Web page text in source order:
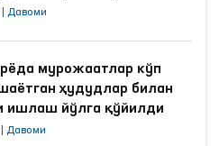
Давоми
мурожаатлар кўп
ҳудудлар билан
ишлаш йўлга қўйилди
Давоми